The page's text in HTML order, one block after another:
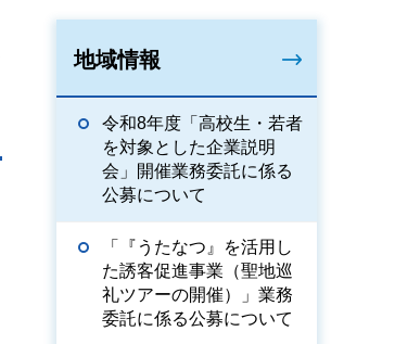
地域情報
令和8年度「高校生・若者
を対象とした企業説明
会」開催業務委託に係る
公募について
「『うたなつ』を活用し
た誘客促進事業（聖地巡
礼ツアーの開催）」業務
委託に係る公募について